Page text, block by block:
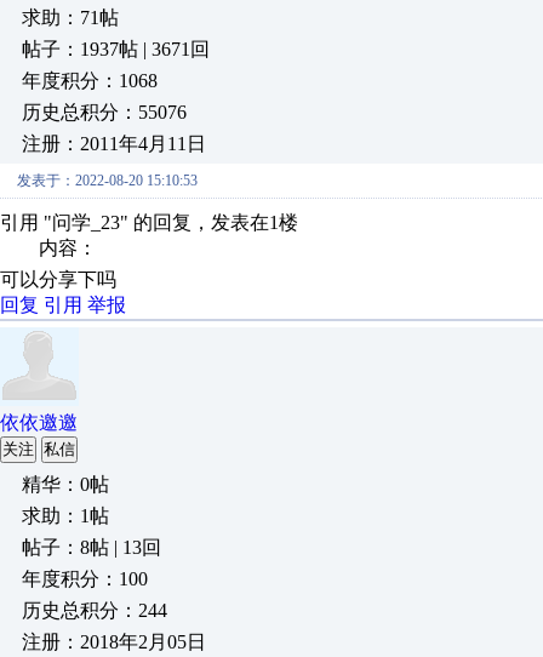
求助：71帖
帖子：1937帖 | 3671回
年度积分：1068
历史总积分：55076
注册：2011年4月11日
发表于：2022-08-20 15:10:53
引用 "问学_23" 的回复，发表在1楼
内容：
可以分享下吗
回复 引用 举报
依依邀邀
关注 私信
精华：0帖
求助：1帖
帖子：8帖 | 13回
年度积分：100
历史总积分：244
注册：2018年2月05日